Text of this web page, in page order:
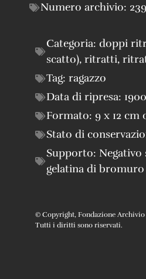
Numero archivio:
Categoria: doppi
scatto), ritratti,
Tag: ragazzo
Data di ripresa:
Formato: 9 x 12 cm
Stato di
Supporto: Negativo
gelatina di
© Copyright, Fondazione
Tutti i diritti sono riservati.